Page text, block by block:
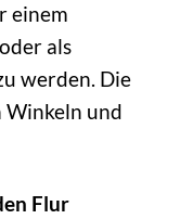
einem
als
werden. Die
und
Flur